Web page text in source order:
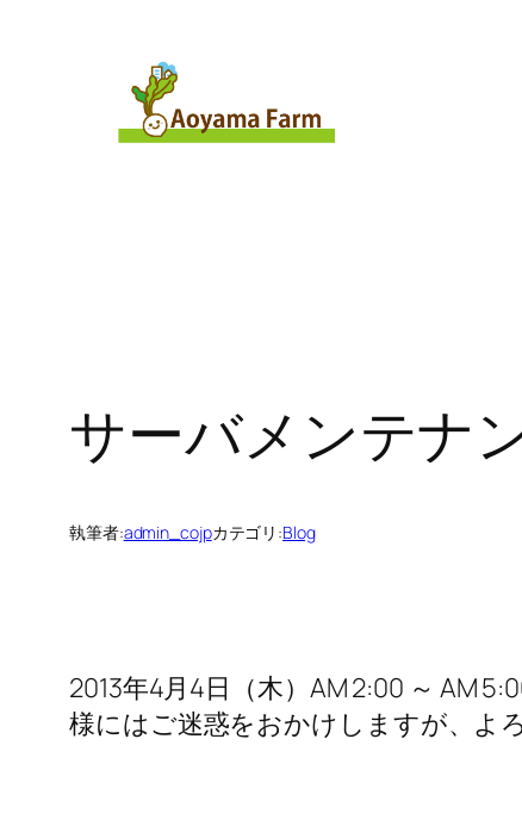
サーバメンテナ
執筆者:admin_cojpカテゴリ:Blog
2013年4月4日（木）AM 2:00 ～ AM
様にはご迷惑をおかけしますが、よ